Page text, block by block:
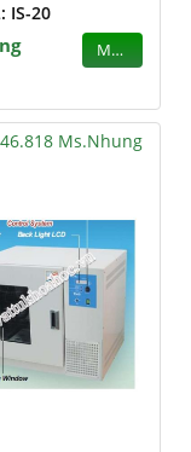
IS-20
MUA
Ms.Nhung